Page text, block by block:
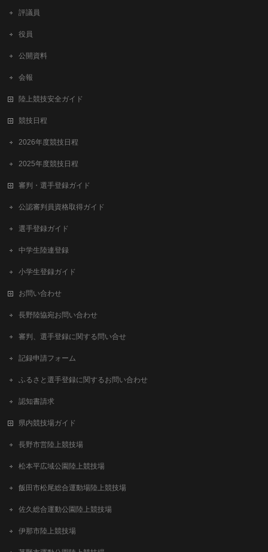
評議員
役員
公開資料
会報
陸上競技安全ガイド
競技日程
2026年度競技日程
2025年度競技日程
審判・選手登録ガイド
公認審判員資格取得ガイド
選手登録ガイド
中学生陸連登録
小学生登録ガイド
お問い合わせ
長野陸協宛お問い合わせ
審判、選手登録に関する問い合せ
記録申請フォーム
ふるさと選手登録に関するお問い合わせ
認知書請求
県内競技場ガイド
長野市営陸上競技場
松本平広域公園陸上競技場
飯田市松尾総合運動場陸上競技場
佐久総合運動公園陸上競技場
伊那市陸上競技場